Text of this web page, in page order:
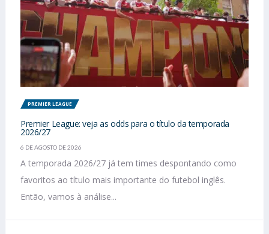
PREMIER LEAGUE
Premier League: veja as odds para o título da temporada
2026/27
6 DE AGOSTO DE 2026
A temporada 2026/27 já tem times despontando como
favoritos ao título mais importante do futebol inglês.
Então, vamos à análise...